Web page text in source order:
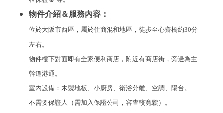
物件介紹＆服務內容：
位於大阪市西區，屬於住商混和地區，徒步至心齋橋約30分
左右。
物件樓下對面即有全家便利商店，附近有商店街，旁邊為主
幹道港通。
室內設備：木製地板、小廚房、衛浴分離、空調、陽台。
不需要保證人（需加入保證公司，審查較寬鬆）。